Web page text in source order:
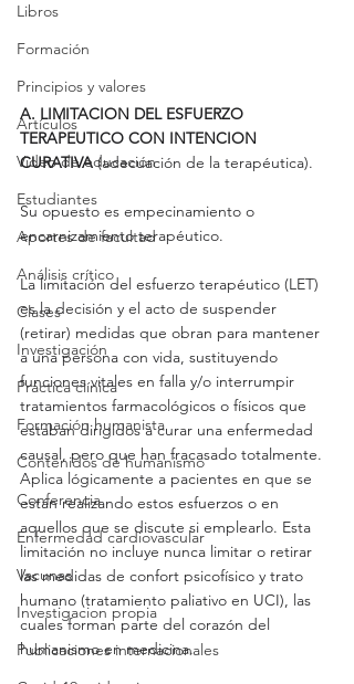
Libros
Formación
Principios y valores
Artículos
Video de educación
Estudiantes
Aportes de facultad
Análisis crítico
Clases
Investigación
Práctica clínica
Formación humanista
Contenidos de humanismo
Conferencia
Enfermedad cardiovascular
Vacunas
Investigacion propia
Publicaciones internacionales
A. LIMITACION DEL ESFUERZO
TERAPEUTICO CON INTENCION
CURATIVA (adecuación de la terapéutica).
Su opuesto es empecinamiento o
encarnizamiento terapéutico.
La limitación del esfuerzo terapéutico (LET)
es la decisión y el acto de suspender
(retirar) medidas que obran para mantener
a una persona con vida, sustituyendo
funciones vitales en falla y/o interrumpir
tratamientos farmacológicos o físicos que
estaban dirigidos a curar una enfermedad
causal, pero que han fracasado totalmente.
Aplica lógicamente a pacientes en que se
están realizando estos esfuerzos o en
aquellos que se discute si emplearlo. Esta
limitación no incluye nunca limitar o retirar
las medidas de confort psicofísico y trato
humano (tratamiento paliativo en UCI), las
cuales forman parte del corazón del
humanismo en medicina.